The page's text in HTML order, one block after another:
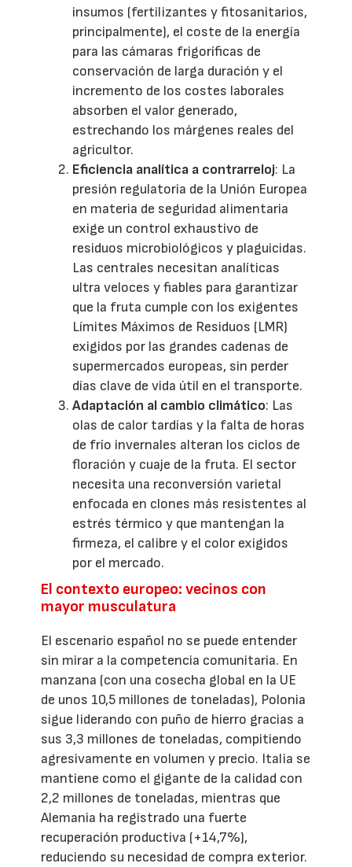
insumos (fertilizantes y fitosanitarios,
principalmente), el coste de la energía
para las cámaras frigoríficas de
conservación de larga duración y el
incremento de los costes laborales
absorben el valor generado,
estrechando los márgenes reales del
agricultor.
Eficiencia analítica a contrarreloj: La
presión regulatoria de la Unión Europea
en materia de seguridad alimentaria
exige un control exhaustivo de
residuos microbiológicos y plaguicidas.
Las centrales necesitan analíticas
ultra veloces y fiables para garantizar
que la fruta cumple con los exigentes
Límites Máximos de Residuos (LMR)
exigidos por las grandes cadenas de
supermercados europeas, sin perder
días clave de vida útil en el transporte.
Adaptación al cambio climático: Las
olas de calor tardías y la falta de horas
de frío invernales alteran los ciclos de
floración y cuaje de la fruta. El sector
necesita una reconversión varietal
enfocada en clones más resistentes al
estrés térmico y que mantengan la
firmeza, el calibre y el color exigidos
por el mercado.
El contexto europeo: vecinos con
mayor musculatura
El escenario español no se puede entender
sin mirar a la competencia comunitaria. En
manzana (con una cosecha global en la UE
de unos 10,5 millones de toneladas), Polonia
sigue liderando con puño de hierro gracias a
sus 3,3 millones de toneladas, compitiendo
agresivamente en volumen y precio. Italia se
mantiene como el gigante de la calidad con
2,2 millones de toneladas, mientras que
Alemania ha registrado una fuerte
recuperación productiva (+14,7%),
reduciendo su necesidad de compra exterior.